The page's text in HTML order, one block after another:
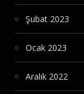
Şubat 2023
Ocak 2023
Aralık 2022